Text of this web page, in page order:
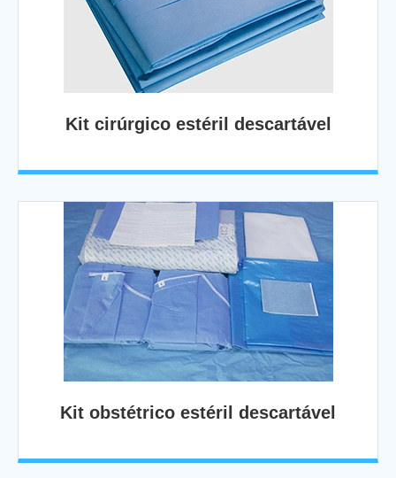
Kit cirúrgico estéril descartável
Kit obstétrico estéril descartável